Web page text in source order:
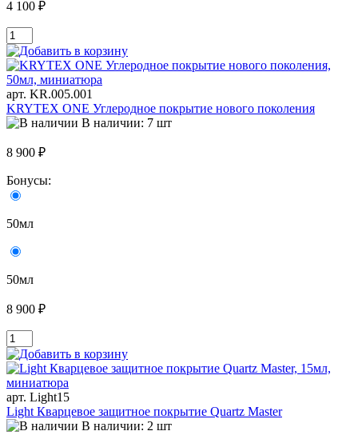
4 100 ₽
арт. KR.005.001
KRYTEX ONE Углеродное покрытие нового поколения
В наличии: 7 шт
8 900 ₽
Бонусы:
50мл
50мл
8 900 ₽
арт. Light15
Light Кварцевое защитное покрытие Quartz Master
В наличии: 2 шт